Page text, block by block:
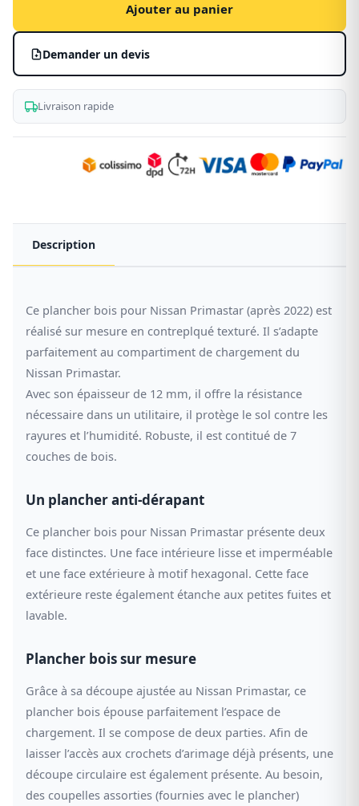
Primastar
Ajouter au panier
Demander un devis
Livraison rapide
Description
Ce plancher bois pour Nissan Primastar (après 2022) est
réalisé sur mesure en contreplqué texturé. Il s’adapte
parfaitement au compartiment de chargement du
Nissan Primastar.
Avec son épaisseur de 12 mm, il offre la résistance
nécessaire dans un utilitaire, il protège le sol contre les
rayures et l’humidité. Robuste, il est contitué de 7
couches de bois.
Un plancher anti-dérapant
Ce plancher bois pour Nissan Primastar présente deux
face distinctes. Une face intérieure lisse et imperméable
et une face extérieure à motif hexagonal. Cette face
extérieure reste également étanche aux petites fuites et
lavable.
Plancher bois sur mesure
Grâce à sa découpe ajustée au Nissan Primastar, ce
plancher bois épouse parfaitement l’espace de
chargement. Il se compose de deux parties. Afin de
laisser l’accès aux crochets d’arimage déjà présents, une
découpe circulaire est également présente. Au besoin,
des coupelles assorties (fournies avec le plancher)